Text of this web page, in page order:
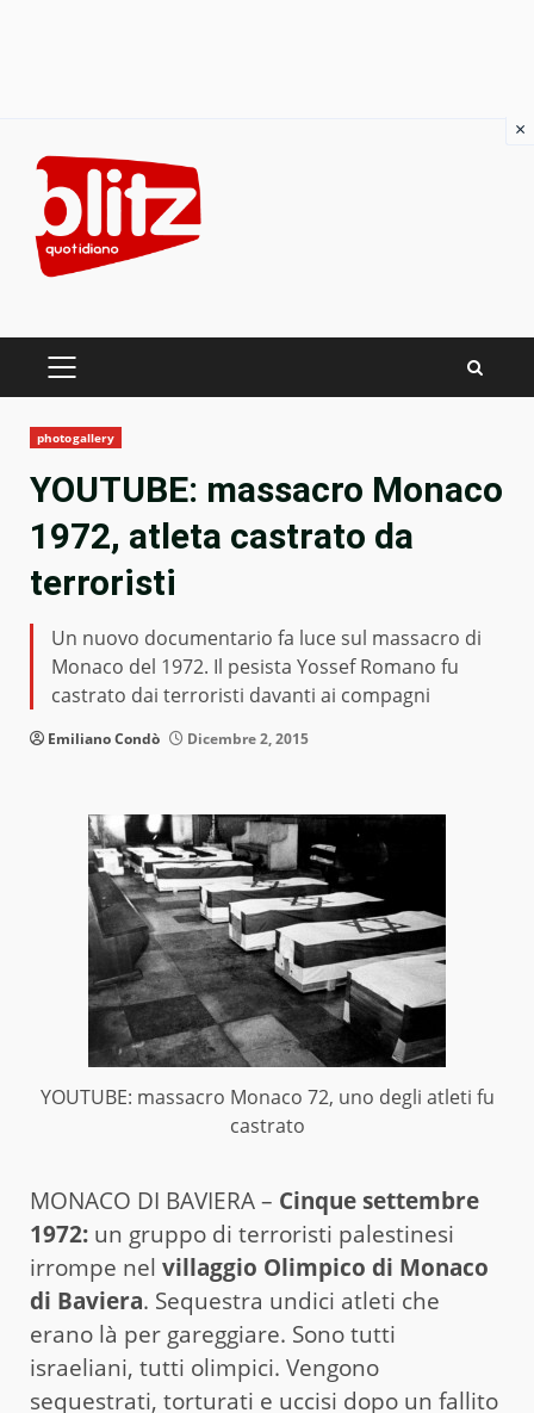
content
PRIMARY
photogallery
YOUTUBE: massacro Monaco
1972, atleta castrato da
terroristi
Un nuovo documentario fa luce sul massacro di
Monaco del 1972. Il pesista Yossef Romano fu
castrato dai terroristi davanti ai compagni
Emiliano Condò Dicembre 2, 2015
YOUTUBE: massacro Monaco 72, uno degli atleti fu
castrato
MONACO DI BAVIERA – Cinque settembre
1972: un gruppo di terroristi palestinesi
irrompe nel villaggio Olimpico di Monaco
di Baviera. Sequestra undici atleti che
erano là per gareggiare. Sono tutti
israeliani, tutti olimpici. Vengono
sequestrati, torturati e uccisi dopo un fallito
×